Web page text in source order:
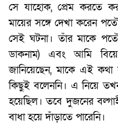
সে যাহোক, প্রেম করতে
মায়ের সঙ্গে দেখা করেন
সেই ঘটনা। তাঁর মাকে
ডাকনাম) এবং আমি বিয়ে
জানিয়েছেন, মাকে এই
কিছুই বলেননি। এ নিয়ে
হয়েছিল। তবে দুজনের
বাধা হয়ে দাঁড়াতে পারেনি।